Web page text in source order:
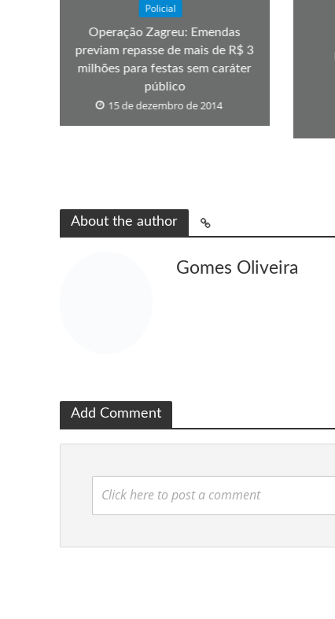
Policial
Operação Zagreu: Emendas
previam repasse de mais de R$ 3
milhões para festas sem caráter
público
15 de dezembro de 2014
About the author
Gomes Oliveira
Add Comment
Click here to post a comment